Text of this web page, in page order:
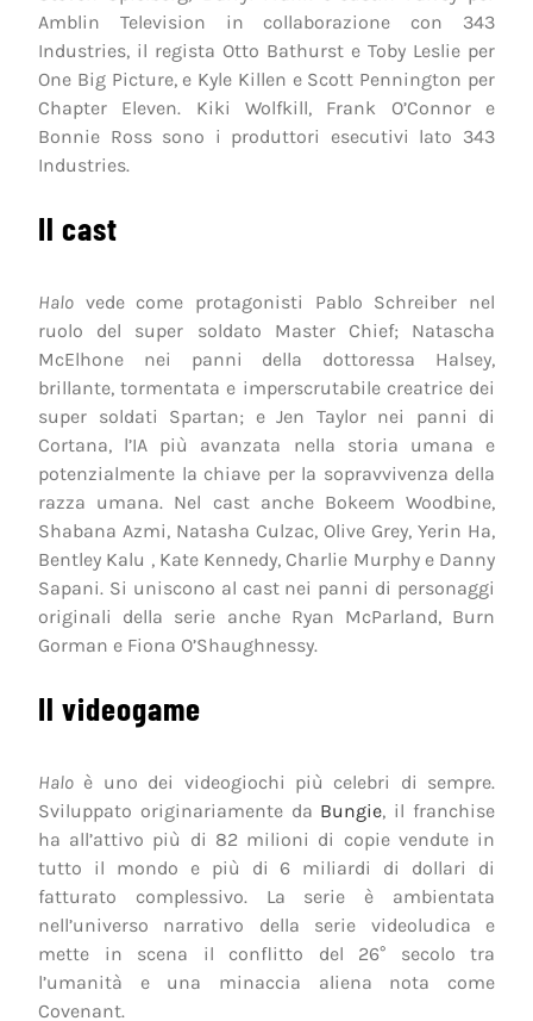
Amblin Television in collaborazione con 343
Industries, il regista Otto Bathurst e Toby Leslie per
One Big Picture, e Kyle Killen e Scott Pennington per
Chapter Eleven. Kiki Wolfkill, Frank O’Connor e
Bonnie Ross sono i produttori esecutivi lato 343
Industries.
Il cast
Halo vede come protagonisti Pablo Schreiber nel
ruolo del super soldato Master Chief; Natascha
McElhone nei panni della dottoressa Halsey,
brillante, tormentata e imperscrutabile creatrice dei
super soldati Spartan; e Jen Taylor nei panni di
Cortana, l’IA più avanzata nella storia umana e
potenzialmente la chiave per la sopravvivenza della
razza umana. Nel cast anche Bokeem Woodbine,
Shabana Azmi, Natasha Culzac, Olive Grey, Yerin Ha,
Bentley Kalu , Kate Kennedy, Charlie Murphy e Danny
Sapani. Si uniscono al cast nei panni di personaggi
originali della serie anche Ryan McParland, Burn
Gorman e Fiona O’Shaughnessy.
Il videogame
Halo è uno dei videogiochi più celebri di sempre.
Sviluppato originariamente da Bungie, il franchise
ha all’attivo più di 82 milioni di copie vendute in
tutto il mondo e più di 6 miliardi di dollari di
fatturato complessivo. La serie è ambientata
nell’universo narrativo della serie videoludica e
mette in scena il conflitto del 26° secolo tra
l’umanità e una minaccia aliena nota come
Covenant.